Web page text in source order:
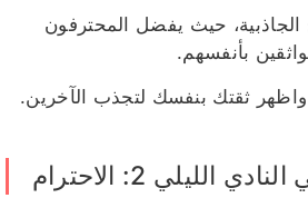
الجاذبية، حيث يفضل المحترفون
بأنفسهم.
واظهر ثقتك بنفسك لتجذب الآخرين.
الليلي 2: الاحترام